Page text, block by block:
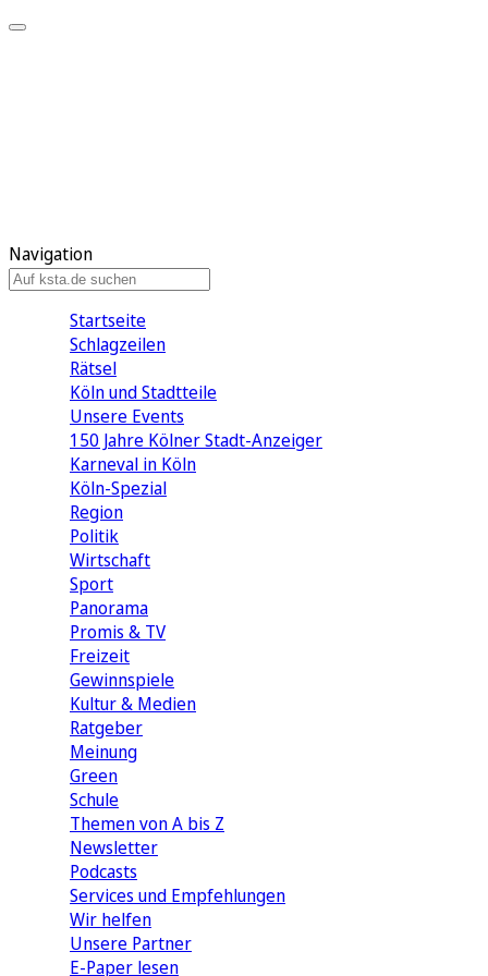
Navigation
Startseite
Schlagzeilen
Rätsel
Köln und Stadtteile
Unsere Events
150 Jahre Kölner Stadt-Anzeiger
Karneval in Köln
Köln-Spezial
Region
Politik
Wirtschaft
Sport
Panorama
Promis & TV
Freizeit
Gewinnspiele
Kultur & Medien
Ratgeber
Meinung
Green
Schule
Themen von A bis Z
Newsletter
Podcasts
Services und Empfehlungen
Wir helfen
Unsere Partner
E-Paper lesen